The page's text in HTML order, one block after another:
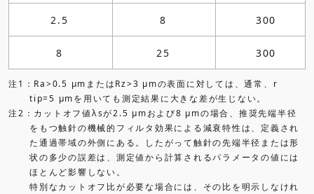
2.5 8 300
8 25 300
注1：Ra>0.5 μmまたはRz>3 μmの表面に対しては、通常、r
tip=5 μmを用いても測定結果に大きな差が生じない。
注2：カットオフ値λsが2.5 μmおよび8 μmの場合、推奨先端半径
をもつ触針の機械的フィルタ効果による減衰特性は、定義され
た通過帯域の外側にある。したがって触針の先端半径または形
状の多少の誤差は、測定値から計算されるパラメータの値には
ほとんど影響しない。
特別なカットオフ比が必要な場合には、その比を明示しなけれ